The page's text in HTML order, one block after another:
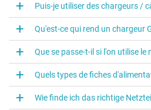
Puis-je utiliser des chargeurs /
Qu'est-ce qui rend un chargeur
Que se passe-t-il si l'on utilise le
Quels types de fiches
Wie finde ich das richtige